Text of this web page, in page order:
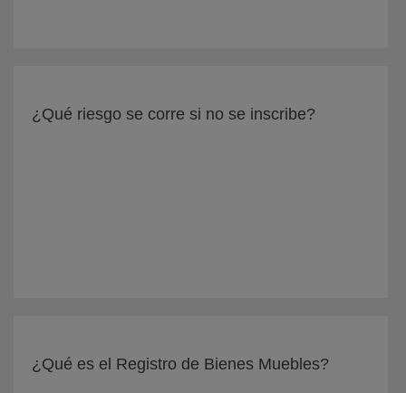
¿Qué riesgo se corre si no se inscribe?
¿Qué es el Registro de Bienes Muebles?